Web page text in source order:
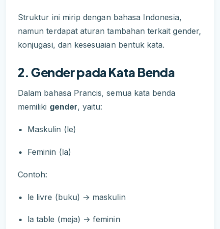
Struktur ini mirip dengan bahasa Indonesia,
namun terdapat aturan tambahan terkait gender,
konjugasi, dan kesesuaian bentuk kata.
2. Gender pada Kata Benda
Dalam bahasa Prancis, semua kata benda
memiliki gender, yaitu:
Maskulin (le)
Feminin (la)
Contoh:
le livre (buku) → maskulin
la table (meja) → feminin